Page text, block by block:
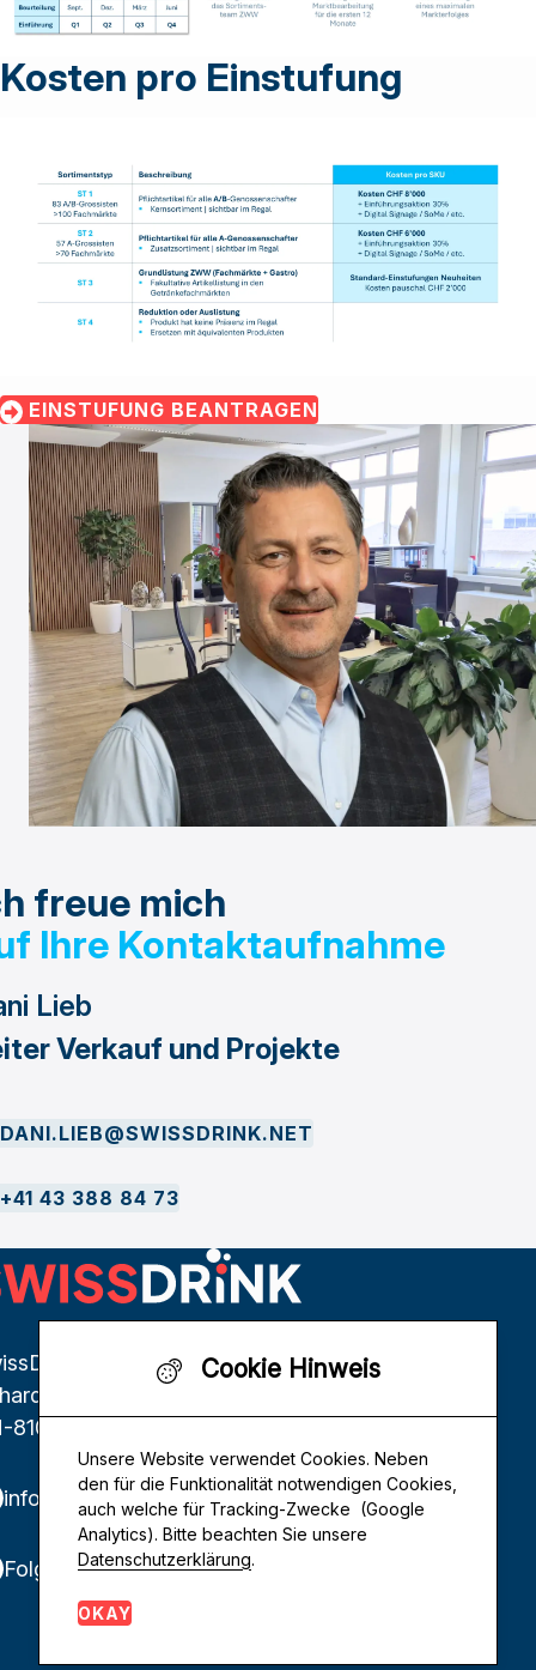
Kosten pro Einstufung
EINSTUFUNG BEANTRAGEN
freue mich
Ihre Kontaktaufnahme
Lieb
Verkauf und Projekte
DANI.LIEB@SWISSDRINK.NET
+41 43 388 84 73
Genossenschaft
146
8105 Regensdorf
info@swissdrink.net
Folgen Sie uns auf LinkedIn
Cookie Hinweis
Unsere Website verwendet Cookies. Neben
den für die Funktionalität notwendigen Cookies,
auch welche für Tracking-Zwecke (Google
Analytics). Bitte beachten Sie unsere
Datenschutzerklärung.
OKAY